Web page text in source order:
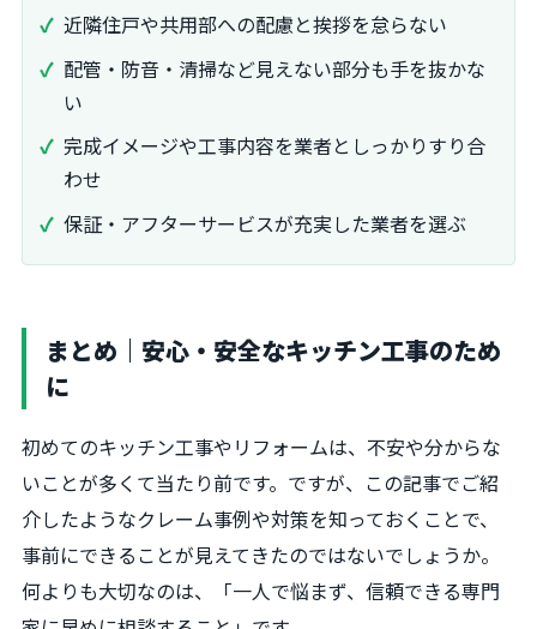
近隣住戸や共用部への配慮と挨拶を怠らない
配管・防音・清掃など見えない部分も手を抜かな
い
完成イメージや工事内容を業者としっかりすり合
わせ
保証・アフターサービスが充実した業者を選ぶ
まとめ｜安心・安全なキッチン工事のため
に
初めてのキッチン工事やリフォームは、不安や分からな
いことが多くて当たり前です。ですが、この記事でご紹
介したようなクレーム事例や対策を知っておくことで、
事前にできることが見えてきたのではないでしょうか。
何よりも大切なのは、「一人で悩まず、信頼できる専門